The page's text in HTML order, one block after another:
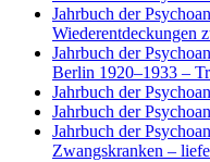
Jahrbuch der
Wiederentdeckungen
Jahrbuch der
Berlin 1920–1933 –
Jahrbuch der
Jahrbuch der
Jahrbuch der
Zwangskranken –